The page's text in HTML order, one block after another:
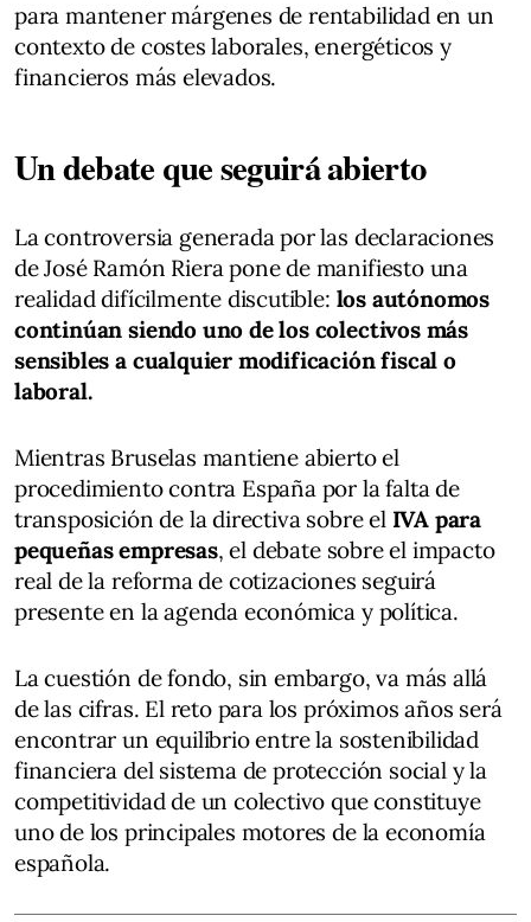
para mantener márgenes de rentabilidad en un
contexto de costes laborales, energéticos y
financieros más elevados.
Un debate que seguirá abierto
La controversia generada por las declaraciones
de José Ramón Riera pone de manifiesto una
realidad difícilmente discutible: los autónomos
continúan siendo uno de los colectivos más
sensibles a cualquier modificación fiscal o
laboral.
Mientras Bruselas mantiene abierto el
procedimiento contra España por la falta de
transposición de la directiva sobre elIVA para
pequeñas empresas, el debate sobre el impacto
real de la reforma de cotizaciones seguirá
presente en la agenda económica y política.
La cuestión de fondo, sin embargo, va más allá
de las cifras. El reto para los próximos años será
encontrar un equilibrio entre la sostenibilidad
financiera del sistema de protección social y la
competitividad de un colectivo que constituye
uno de los principales motores de la economía
española.